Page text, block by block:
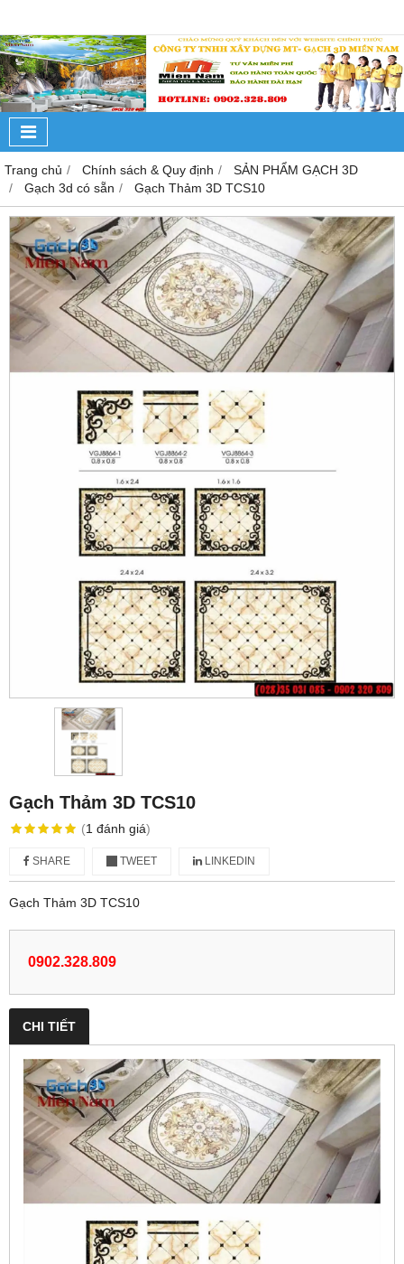
Trang chủ Chính sách & Quy định
SẢN PHẨM GẠCH 3D
Gạch 3d có sẵn
Gạch Thảm 3D TCS10
Gạch Thảm 3D TCS10
(1 đánh giá)
SHARE TWEET LINKEDIN
Gạch Thảm 3D TCS10
0902.328.809
CHI TIẾT